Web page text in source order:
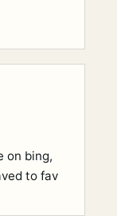
on bing,
to fav